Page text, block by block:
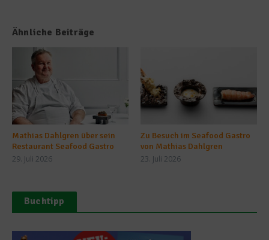
Ähnliche Beiträge
Mathias Dahlgren über sein
Restaurant Seafood Gastro
29. Juli 2026
Zu Besuch im Seafood Gastro
von Mathias Dahlgren
23. Juli 2026
Buchtipp